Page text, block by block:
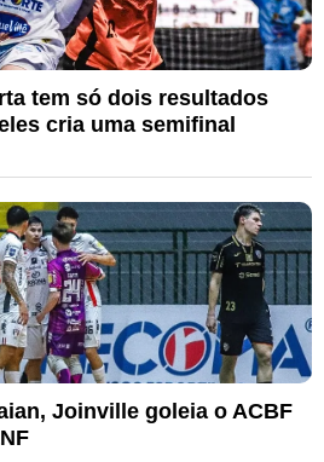
tem só dois resultados
cria uma semifinal
Joinville goleia o ACBF